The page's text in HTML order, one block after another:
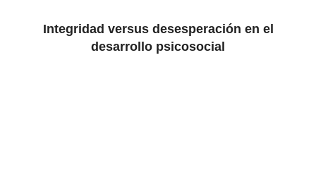
Integridad versus desesperación en el
desarrollo psicosocial